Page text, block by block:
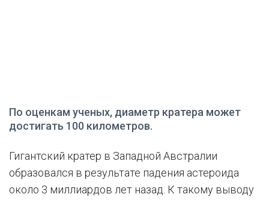
По оценкам ученых, диаметр кратера может
достигать 100 километров.
Гигантский кратер в Западной Австралии
образовался в результате падения астероида
около 3 миллиардов лет назад. К такому выводу